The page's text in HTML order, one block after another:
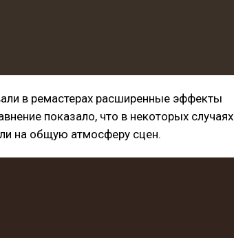
в ремастерах расширенные эффекты
показало, что в некоторых случаях
на общую атмосферу сцен.